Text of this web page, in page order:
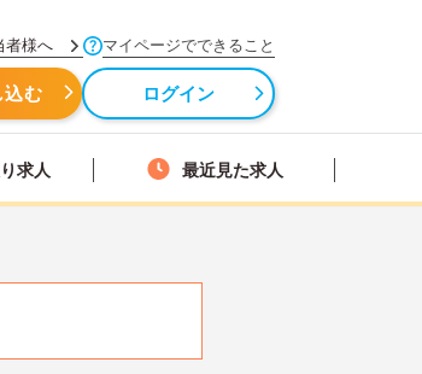
者様へ マイページでできること
込む ログイン
求人 最近見た求人